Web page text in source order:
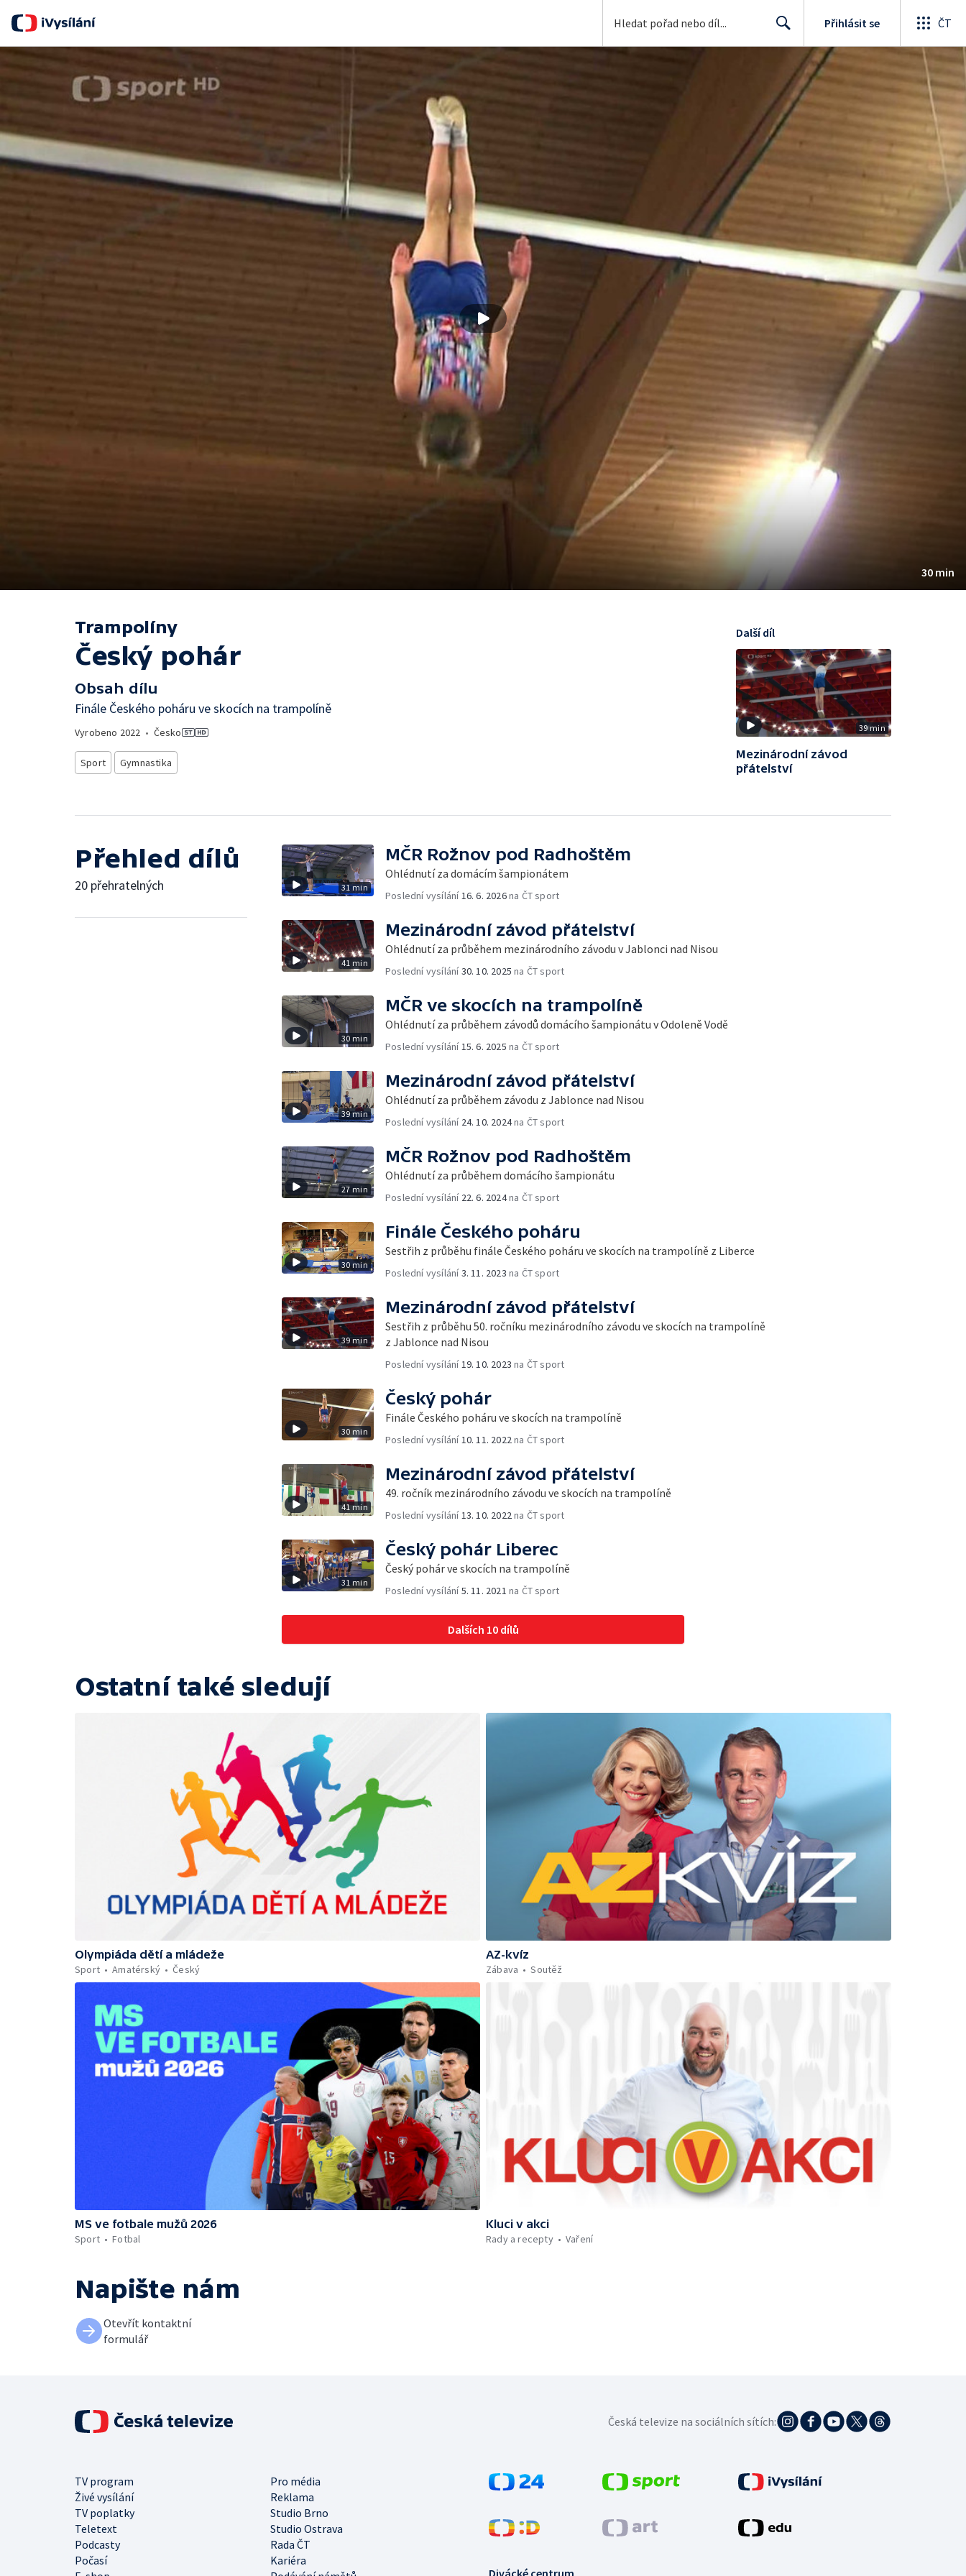
Přihlásit se ČT
30 min
Trampolíny
Český pohár
Obsah dílu
Finále Českého poháru ve skocích na trampolíně
Vyrobeno 2022 • Česko
Sport Gymnastika
39 min
Další díl
Mezinárodní závod
přátelství
Přehled dílů
20 přehratelných 31 min
MČR Rožnov pod Radhoštěm
Ohlédnutí za domácím šampionátem
Poslední vysílání 16. 6. 2026na ČT sport
41 min
Mezinárodní závod přátelství
Ohlédnutí za průběhem mezinárodního závodu v Jablonci nad Nisou
Poslední vysílání30. 10. 2025 na ČT sport
30 min
MČR ve skocích na trampolíně
Ohlédnutí za průběhem závodů domácího šampionátu v Odoleně Vodě
Poslední vysílání 15. 6. 2025 na ČT sport
39 min
Mezinárodní závod přátelství
Ohlédnutí za průběhem závodu z Jablonce nad Nisou
Poslední vysílání 24. 10. 2024na ČT sport
27 min
MČR Rožnov pod Radhoštěm
Ohlédnutí za průběhem domácího šampionátu
Poslední vysílání 22. 6. 2024na ČT sport
30 min
Finále Českého poháru
Sestřih z průběhu finále Českého poháru ve skocích na trampolíně z Liberce
Poslední vysílání3. 11. 2023 na ČT sport
39 min
Mezinárodní závod přátelství
Sestřih z průběhu 50. ročníku mezinárodního závodu ve skocích na trampolíně
z Jablonce nad Nisou
Poslední vysílání 19. 10. 2023 na ČT sport
30 min
Český pohár
Finále Českého poháru ve skocích na trampolíně
Poslední vysílání 10. 11. 2022 na ČT sport
41 min
Mezinárodní závod přátelství
49. ročník mezinárodního závodu ve skocích na trampolíně
Poslední vysílání 13. 10. 2022 na ČT sport
31 min
Český pohár Liberec
Český pohár ve skocích na trampolíně
Poslední vysílání5. 11. 2021 na ČT sport
Dalších 10 dílů
Ostatní také sledují
Olympiáda dětí a mládeže
Sport
Amatérský Český
AZ-kvíz
Zábava
Soutěž
MS ve fotbale mužů 2026
Sport
Fotbal
Kluci v akci
Rady a recepty
Vaření
Napište nám
Otevřít kontaktní
formulář
Divácké centrum
TV program
Pro média
Živé vysílání
Reklama
TV poplatky
Studio Brno
Teletext
Studio Ostrava
Podcasty
Rada ČT
Počasí
Kariéra
Česká televize na sociálních sítích: